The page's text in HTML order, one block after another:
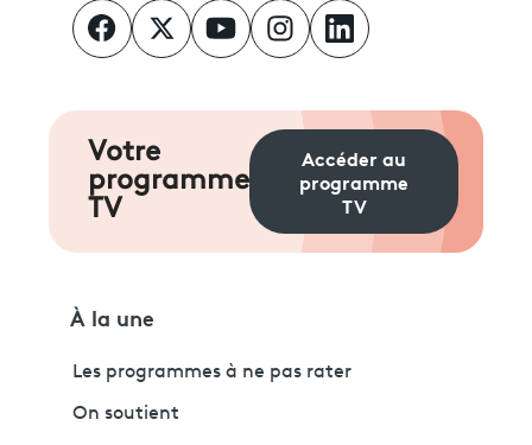
Votre
programme
TV
Accéder au
programme
TV
À la une
Les programmes à ne pas rater
On soutient